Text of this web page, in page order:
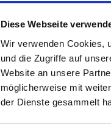
Diese Webseite
Wir verwenden Cookies,
und die Zugriffe auf
Website an unsere
möglicherweise mit
der Dienste gesammelt